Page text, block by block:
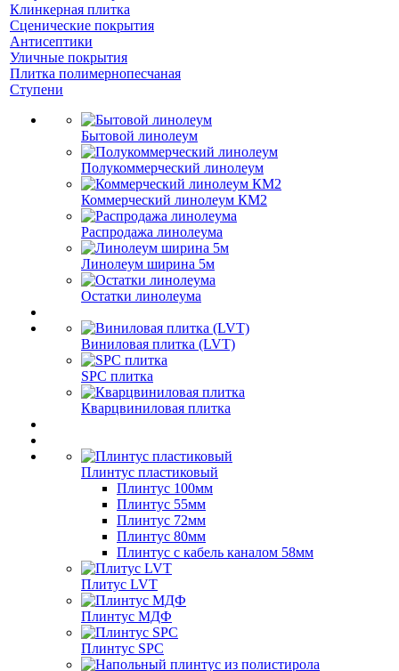
Клинкерная плитка
Сценические покрытия
Антисептики
Уличные покрытия
Плитка полимернопесчаная
Ступени
Бытовой линолеум
Полукоммерческий линолеум
Коммерческий линолеум КМ2
Распродажа линолеума
Линолеум ширина 5м
Остатки линолеума
Виниловая плитка (LVT)
SPC плитка
Кварцвиниловая плитка
Плинтус пластиковый
Плинтус 100мм
Плинтус 55мм
Плинтус 72мм
Плинтус 80мм
Плинтус с кабель каналом 58мм
Плитус LVT
Плинтус МДФ
Плинтус SPC